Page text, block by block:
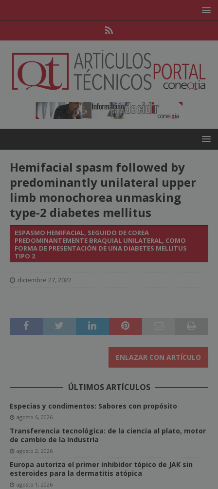
Hemifacial spasm followed by
predominantly unilateral upper
limb monochorea unmasking
type-2 diabetes mellitus
ESPASMO HEMIFACIAL, SEGUIDO DE COREA
PREDOMINANTEMENTE BRAQUIAL UNILATERAL, COMO
FORMA DE PRESENTACIÓN DE UNA DIABETES MELLITUS
TIPO 2
diciembre 27, 2022
ENLAZAR CON ARTÍCULO
ÚLTIMOS ARTÍCULOS
Especias y condimentos: Sabores con propósito
agosto 6, 2026
Transferencia tecnológica: de la ciencia al plato, motor
de cambio de la industria
agosto 2, 2026
Europa autoriza el primer inhibidor tópico de JAK sin
esteroides para la dermatitis atópica
agosto 1, 2026